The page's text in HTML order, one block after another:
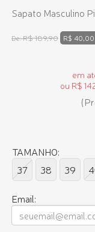
Sapato Masculino
De:R$ 189,90 R$ 40,00
em
ou R$
TAMANHO:
37
38 39
Email: